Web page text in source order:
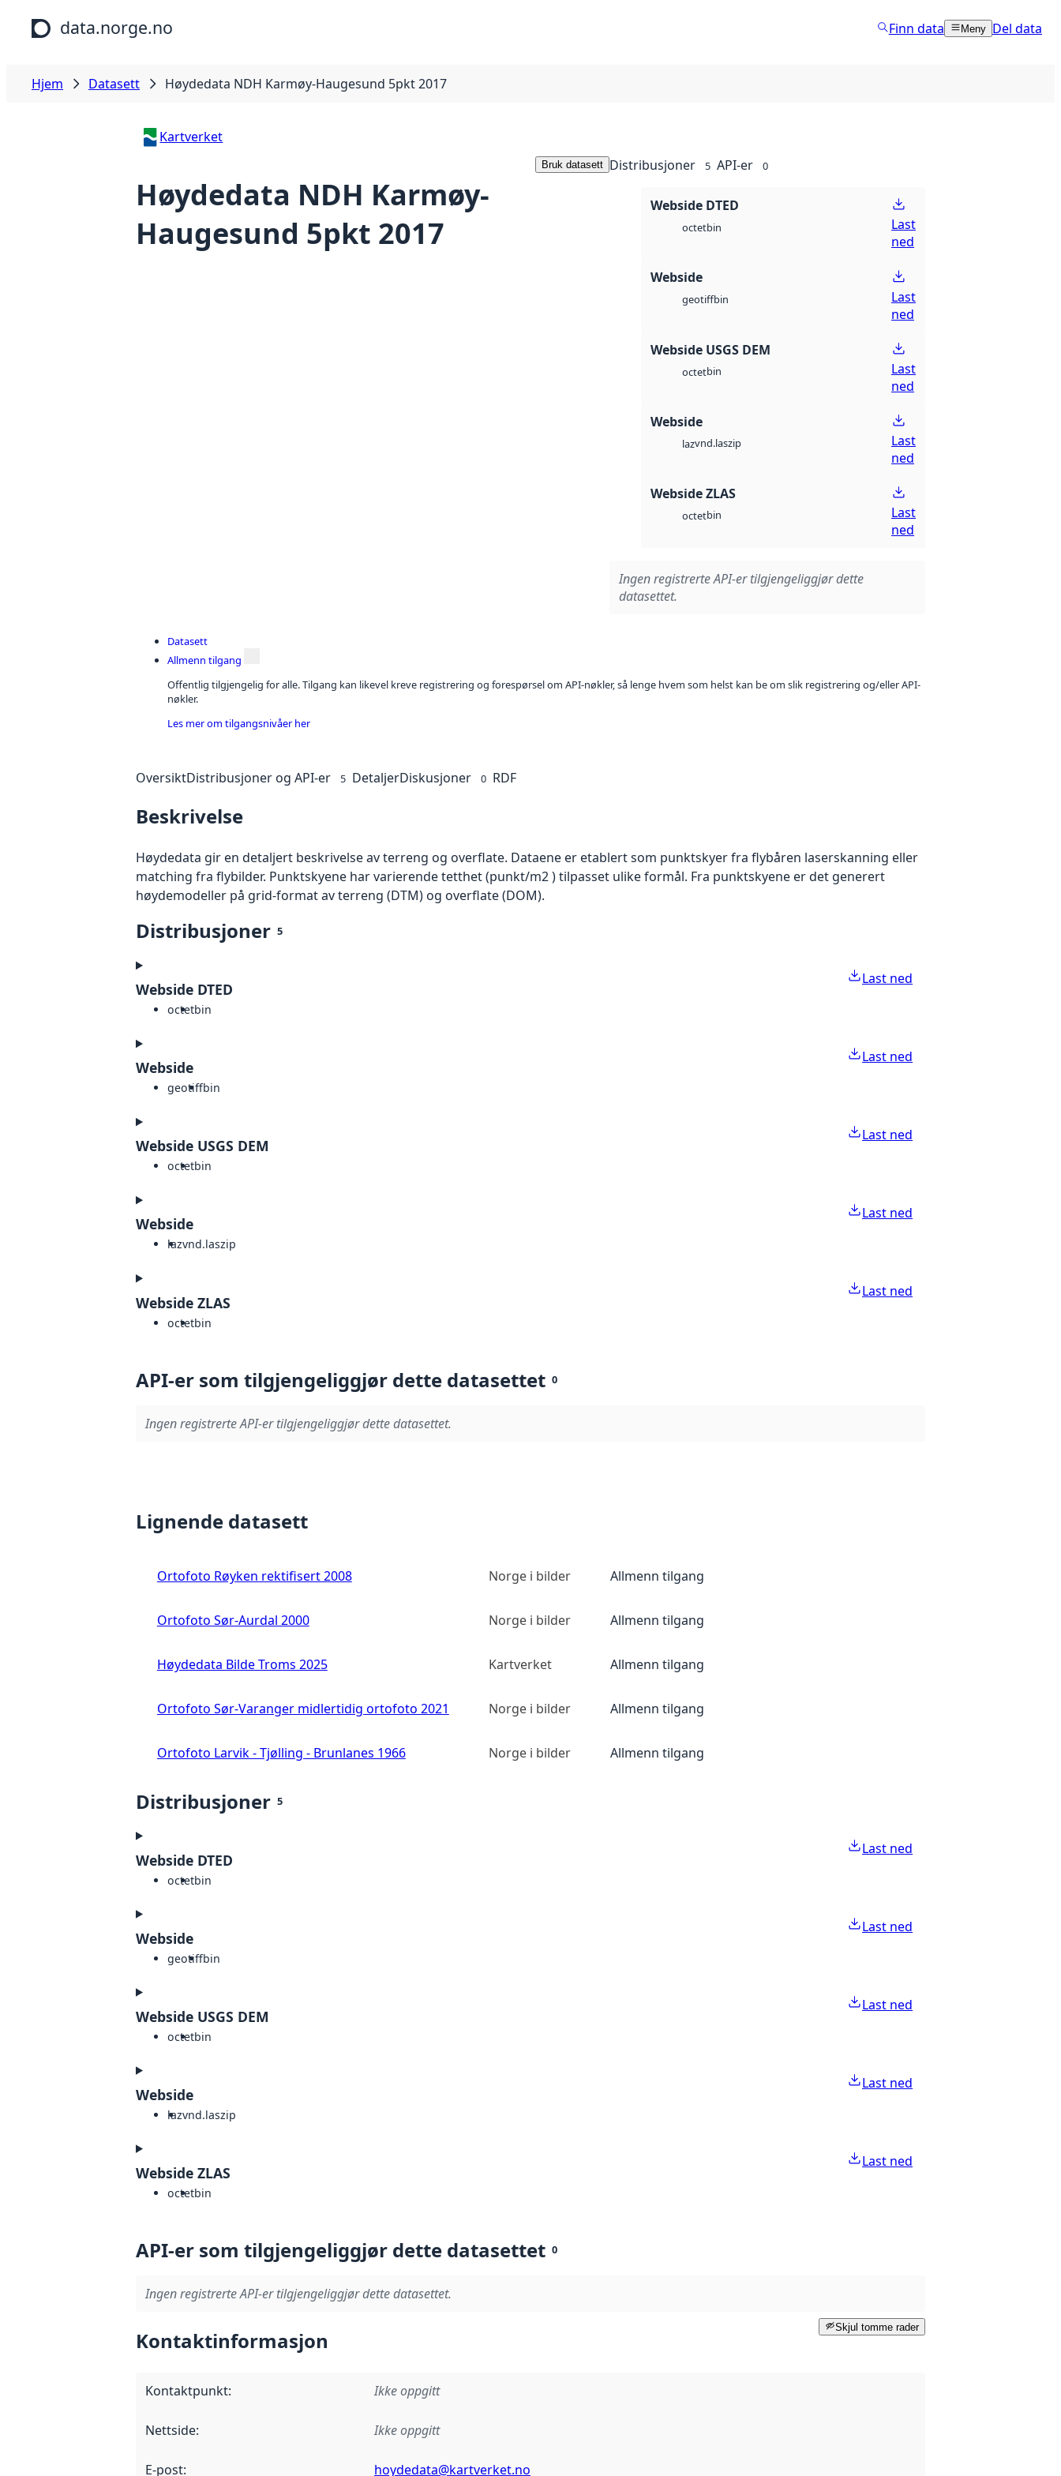
Hopp til hovedinnhold
data.norge.no Finn data Meny Del data
Hjem Datasett Høydedata NDH Karmøy-Haugesund 5pkt 2017
Kartverket
Høydedata NDH Karmøy-
Haugesund 5pkt 2017
Bruk datasett Distribusjoner 5 API-er 0
Webside DTED
octetbin
Last
ned
Webside
geotiffbin
Last
ned
Webside USGS DEM
octetbin
Last
ned
Webside
lazvnd.laszip
Last
ned
Webside ZLAS
octetbin
Last
ned
Ingen registrerte API-er tilgjengeliggjør dette
datasettet.
Datasett
Allmenn tilgang
Offentlig tilgjengelig for alle. Tilgang kan likevel kreve registrering og forespørsel om API-nøkler, så lenge hvem som helst kan be om slik registrering og/eller API-
nøkler.
Les mer om tilgangsnivåer her
OversiktDistribusjoner og API-er 5 DetaljerDiskusjoner 0 RDF
Beskrivelse
Høydedata gir en detaljert beskrivelse av terreng og overflate. Dataene er etablert som punktskyer fra flybåren laserskanning eller
matching fra flybilder. Punktskyene har varierende tetthet (punkt/m2 ) tilpasset ulike formål. Fra punktskyene er det generert
høydemodeller på grid-format av terreng (DTM) og overflate (DOM).
Distribusjoner 5
Webside DTED
octetbin
Last ned
Webside
geotiffbin
Last ned
Webside USGS DEM
octetbin
Last ned
Webside
lazvnd.laszip
Last ned
Webside ZLAS
octetbin
Last ned
API-er som tilgjengeliggjør dette datasettet 0
Ingen registrerte API-er tilgjengeliggjør dette datasettet.
Lignende datasett
Ortofoto Røyken rektifisert 2008 Norge i bilder Allmenn tilgang
Ortofoto Sør-Aurdal 2000 Norge i bilder Allmenn tilgang
Høydedata Bilde Troms 2025 Kartverket Allmenn tilgang
Ortofoto Sør-Varanger midlertidig ortofoto 2021 Norge i bilder Allmenn tilgang
Ortofoto Larvik - Tjølling - Brunlanes 1966 Norge i bilder Allmenn tilgang
Distribusjoner 5
Webside DTED
octetbin
Last ned
Webside
geotiffbin
Last ned
Webside USGS DEM
octetbin
Last ned
Webside
lazvnd.laszip
Last ned
Webside ZLAS
octetbin
Last ned
API-er som tilgjengeliggjør dette datasettet 0
Ingen registrerte API-er tilgjengeliggjør dette datasettet.
Skjul tomme rader
Kontaktinformasjon
Kontaktpunkt: Ikke oppgitt
Nettside: Ikke oppgitt
E-post: hoydedata@kartverket.no